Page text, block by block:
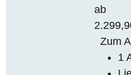
ab
Zum
1